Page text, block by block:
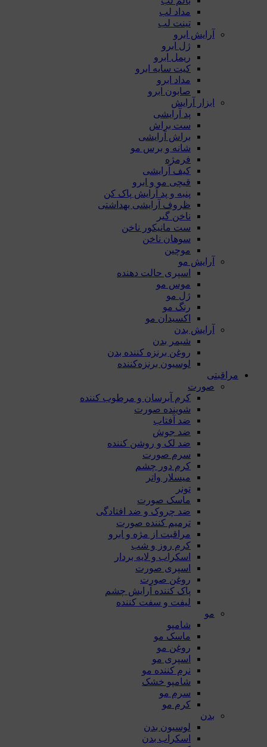
مداد لب
تینت لب
آرایش ابرو
ژل ابرو
ریمل ابرو
کیت سایه ابرو
مداد ابرو
صابون ابرو
ابزار آرایش
پد آرایشی
ست براش
براش آرایشی
شانه و برس مو
فرمژه
کیف آرایشی
قیچی مو و ابرو
پنبه و پد آرایش پاک کن
ظروف آرایشی بهداشتی
ناخن گیر
ست مانیکور ناخن
سوهان ناخن
موچین
آرایش مو
اسپری حالت دهنده
موس مو
ژل مو
رنگ مو
اکسیدان مو
آرایش بدن
شیمر بدن
روغن برنزه کننده بدن
لوسیون برنزه‌کننده
مراقبتی
صورت
کرم آبرسان و مرطوب کننده
شوینده صورت
ضد آفتاب
ضد جوش
ضد لک و روشن کننده
سرم صورت
کرم دور چشم
میسلار واتر
تونر
ماسک صورت
ضد چروک و ضد افتادگی
ترمیم کننده صورت
مراقبت از مژه و ابرو
کرم روز و شب
اسکراب و لایه بردار
اسپری صورت
روغن صورت
پاک کننده آرایش چشم
لیفت و سفت کننده
مو
شامپو
ماسک مو
روغن مو
اسپری مو
نرم کننده مو
شامپو خشک
سرم مو
کرم مو
بدن
لوسیون بدن
اسکراب بدن